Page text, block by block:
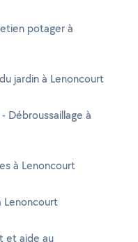
potager à
jardin à Lenoncourt
Débroussaillage à
à Lenoncourt
Lenoncourt
et aide au